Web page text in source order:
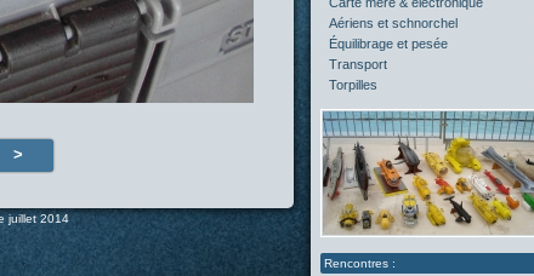
Aériens et schnorchel
Équilibrage et pesée
Transport
Torpilles
juillet 2014